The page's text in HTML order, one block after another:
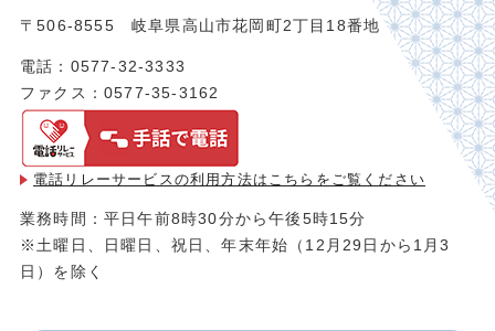
〒506-8555 岐阜県高山市花岡町2丁目18番地
電話：0577-32-3333
ファクス：0577-35-3162
電話リレーサービスの利用方法は こちらをご覧ください
業務時間：平日午前8時30分から午後5時15分
※土曜日、日曜日、祝日、年末年始（12月29日から1月3
日）を除く